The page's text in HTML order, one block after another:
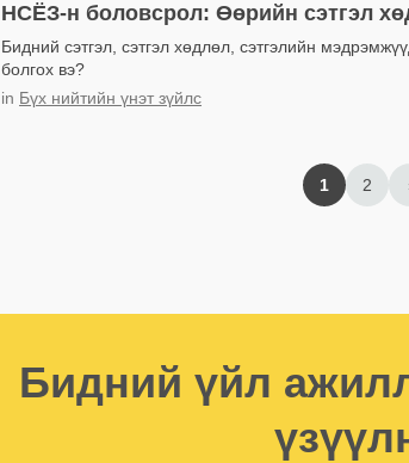
НСЁЗ-н боловсрол: Өөрийн сэтгэл
Бидний сэтгэл, сэтгэл хөдлөл, сэтгэлийн
болгох вэ?
in Бүх нийтийн үнэт зүйлс
1 2
Бидний үйл